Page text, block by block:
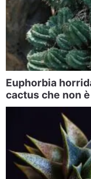
Euphorbia
cactus che non